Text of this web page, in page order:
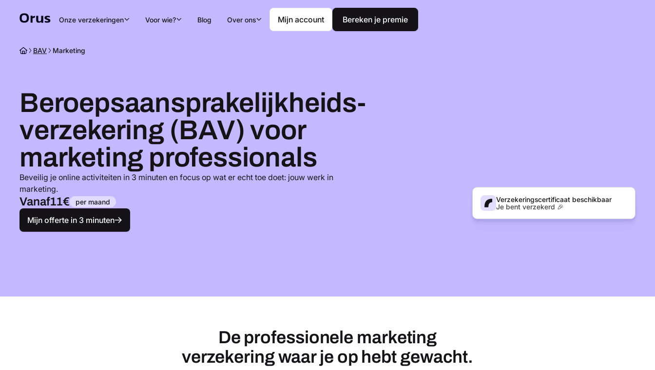
Onze verzekeringen Voor wie? Blog Over ons Mijn account Bereken je premie
BAV Marketing
Beroepsaansprakelijkheids­
verzekering (BAV) voor
marketing professionals
Beveilig je online activiteiten in 3 minuten en focus op wat er echt toe doet: jouw werk in
marketing.
Vanaf11€ per maand
Mijn offerte in 3 minuten
Verzekeringscertificaat beschikbaar
Je bent verzekerd 🎉
De professionele marketing
verzekering waar je op hebt gewacht.